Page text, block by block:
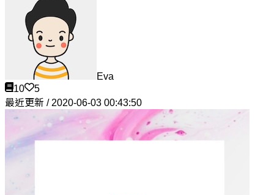
Eva
10
5
最近更新 / 2020-06-03 00:43:50